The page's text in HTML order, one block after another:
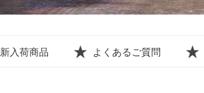
新入荷商品 よくあるご質問